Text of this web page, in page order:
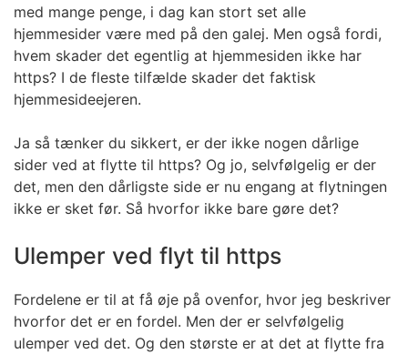
med mange penge, i dag kan stort set alle
hjemmesider være med på den galej. Men også fordi,
hvem skader det egentlig at hjemmesiden ikke har
https? I de fleste tilfælde skader det faktisk
hjemmesideejeren.
Ja så tænker du sikkert, er der ikke nogen dårlige
sider ved at flytte til https? Og jo, selvfølgelig er der
det, men den dårligste side er nu engang at flytningen
ikke er sket før. Så hvorfor ikke bare gøre det?
Ulemper ved flyt til https
Fordelene er til at få øje på ovenfor, hvor jeg beskriver
hvorfor det er en fordel. Men der er selvfølgelig
ulemper ved det. Og den største er at det at flytte fra